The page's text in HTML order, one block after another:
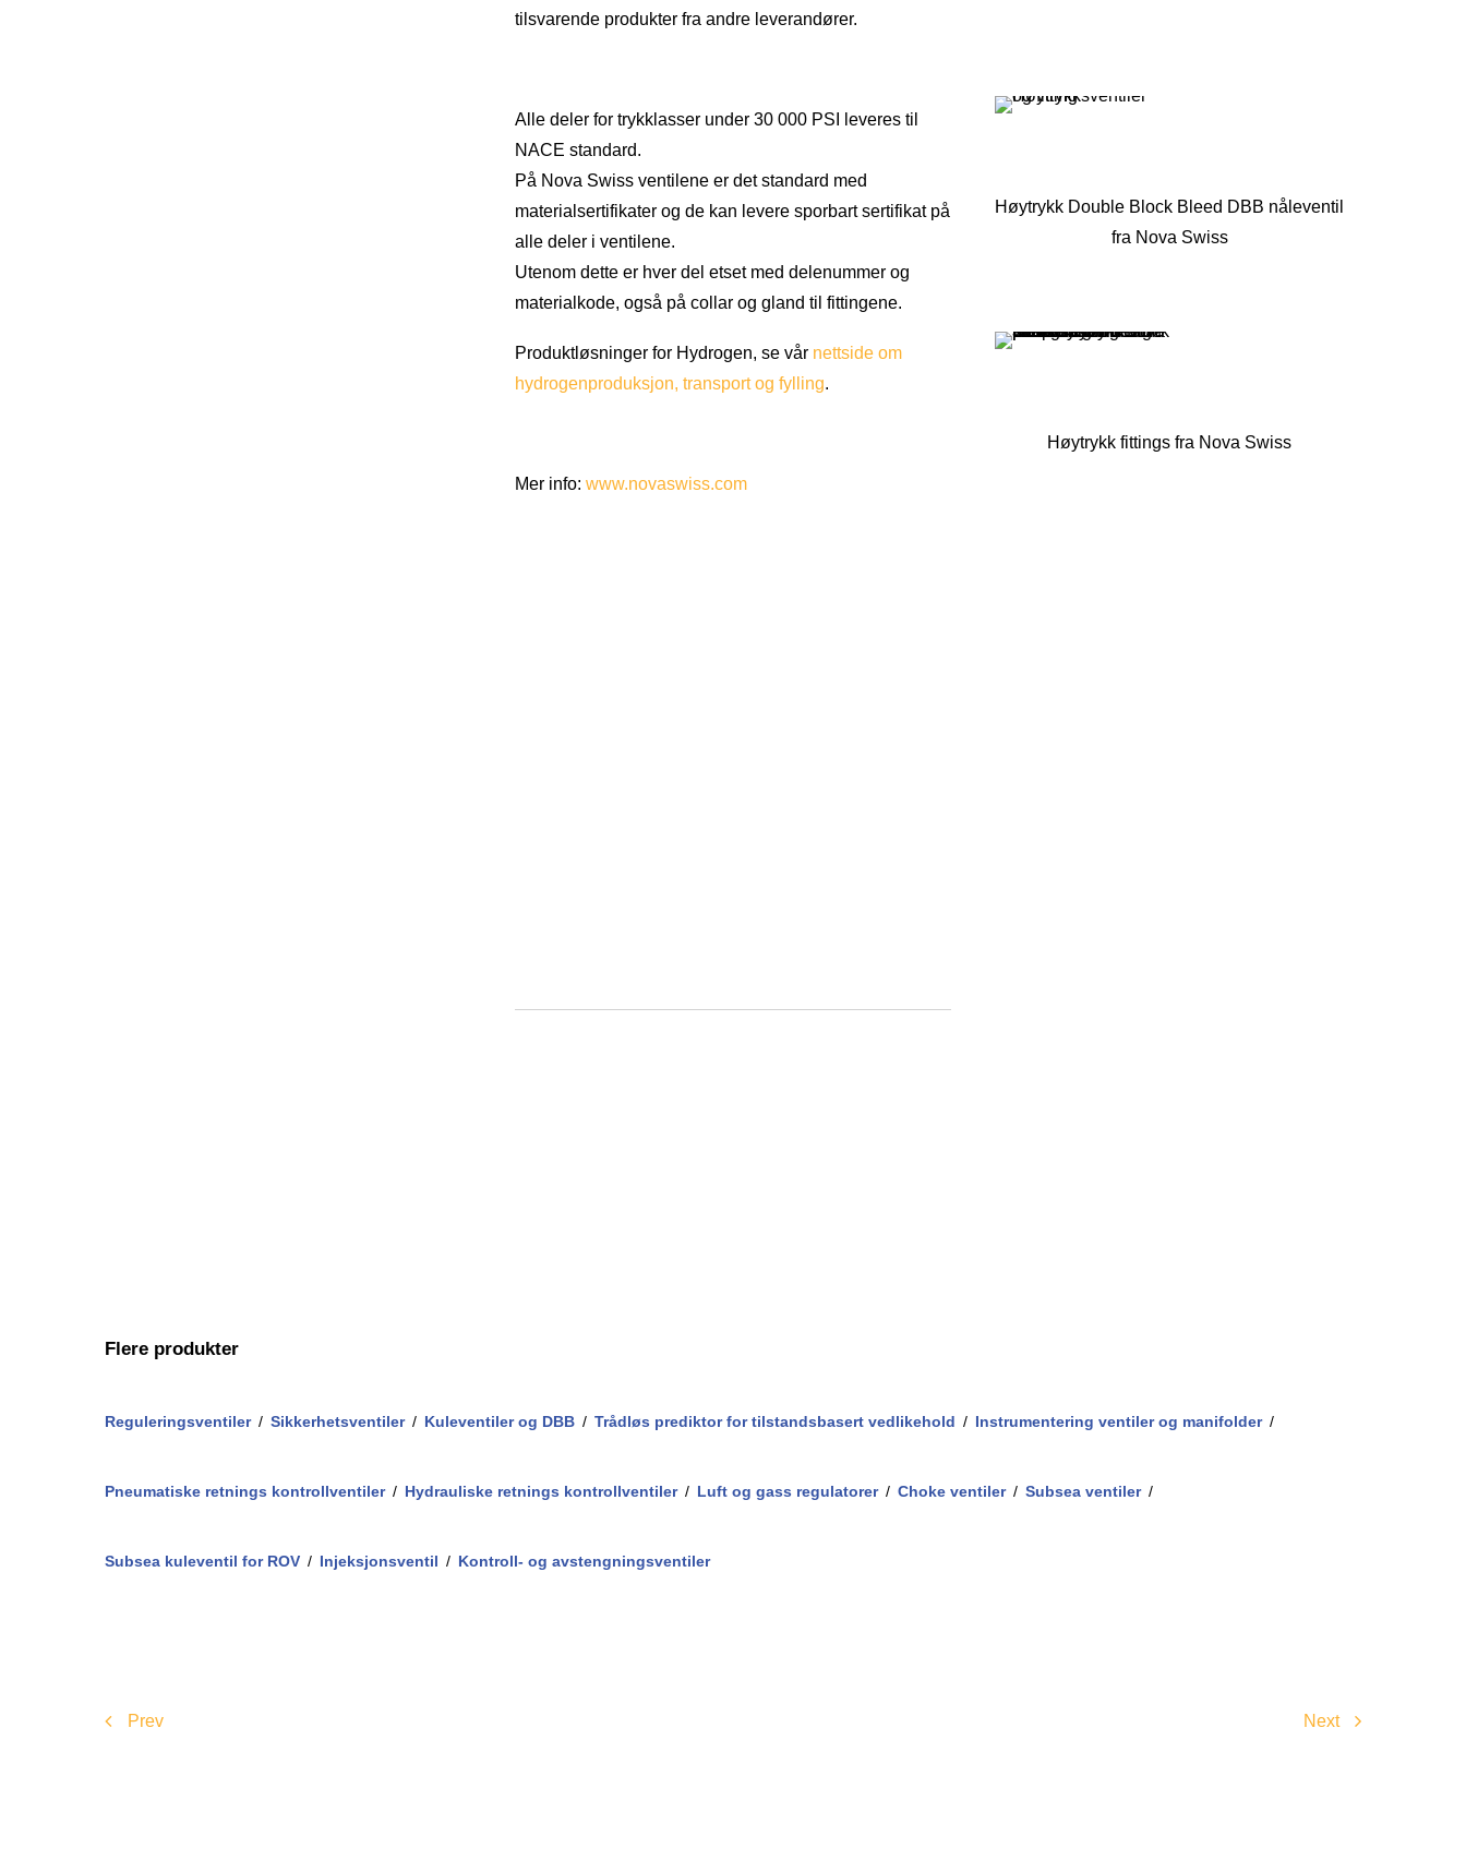
tilsvarende produkter fra andre leverandører.
Alle deler for trykklasser under 30 000 PSI leveres til
NACE standard.
På Nova Swiss ventilene er det standard med
materialsertifikater og de kan levere sporbart sertifikat på
alle deler i ventilene.
Utenom dette er hver del etset med delenummer og
materialkode, også på collar og gland til fittingene.
Produktløsninger for Hydrogen, se vår nettside om
hydrogenproduksjon, transport og fylling.
Mer info: www.novaswiss.com
Høytrykk Double Block Bleed DBB nåleventil
fra Nova Swiss
Høytrykk fittings fra Nova Swiss
Flere produkter
Reguleringsventiler / /
Sikkerhetsventiler / /Kuleventiler og DBB / /Trådløs prediktor for tilstandsbasert vedlikehold / /Instrumentering ventiler og manifolder /
/Pneumatiske retnings kontrollventiler / /Hydrauliske retnings kontrollventiler / /Luft og gass regulatorer / /Choke ventiler / /
Subsea ventiler /
/
Subsea kuleventil for ROV / /Injeksjonsventil / /Kontroll- og avstengningsventiler
Prev Next